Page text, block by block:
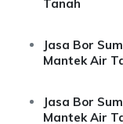
Tanah
Jasa Bor
Mantek Air
Jasa Bor
Mantek Air